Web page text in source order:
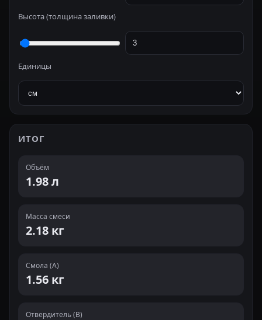
Высота (толщина заливки)
Единицы
ИТОГ
Объём
1.98 л
Масса смеси
2.18 кг
Смола (A)
1.56 кг
Отвердитель (B)